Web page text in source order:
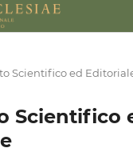
Scientifico ed
Scientifico